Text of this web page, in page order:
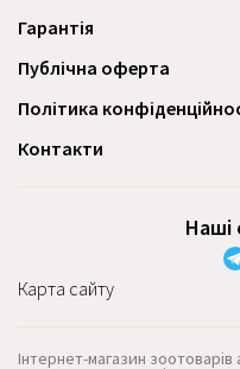
Гарантія
Публічна оферта
Політика
Контакти
Наші
Карта сайту
Інтернет-магазин